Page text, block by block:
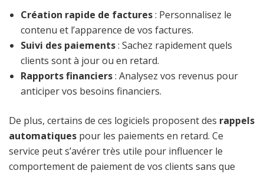
Création rapide de factures: Personnalisez le
contenu et l’apparence de vos factures.
Suivi des paiements: Sachez rapidement quels
clients sont à jour ou en retard.
Rapports financiers: Analysez vos revenus pour
anticiper vos besoins financiers.
De plus, certains de ces logiciels proposent des rappels
automatiques pour les paiements en retard. Ce
service peut s’avérer très utile pour influencer le
comportement de paiement de vos clients sans que